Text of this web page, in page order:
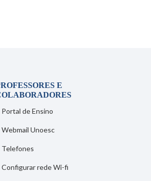
E
Portal de Ensino
Webmail Unoesc
Telefones
Configurar rede Wi-fi